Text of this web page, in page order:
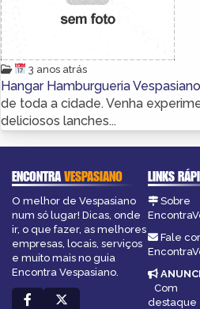
3 anos atrás
Hangar Hamburgueria Vespasiano
de toda a cidade. Venha
deliciosos lanches...
ENCONTRAVESPASIANO
O melhor de Vespasiano
num só lugar! Dicas, onde
ir, o que fazer, as melhores
empresas, locais, serviços
e muito mais no guia
Encontra Vespasiano.
LINKS
Sobre
Fale
Com
destaque